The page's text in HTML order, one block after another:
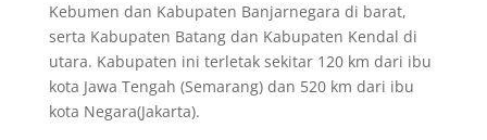
Kebumen dan Kabupaten Banjarnegara di barat,
serta Kabupaten Batang dan Kabupaten Kendal di
utara. Kabupaten ini terletak sekitar 120 km dari ibu
kota Jawa Tengah (Semarang) dan 520 km dari ibu
kota Negara(Jakarta).